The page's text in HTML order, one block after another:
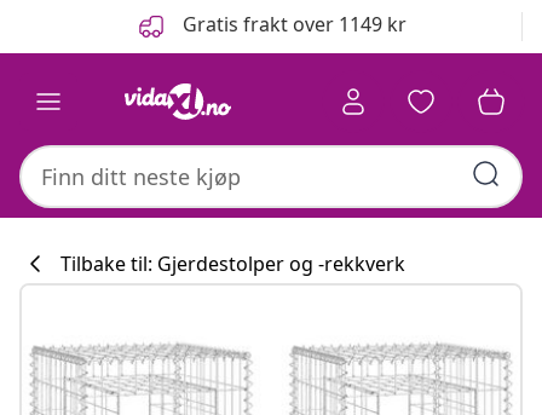
Gratis frakt over 1149 kr
Tilbake til: Gjerdestolper og -rekkverk